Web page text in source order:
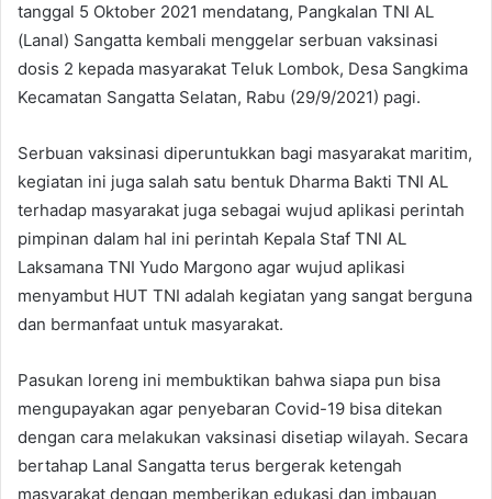
tanggal 5 Oktober 2021 mendatang, Pangkalan TNI AL
(Lanal) Sangatta kembali menggelar serbuan vaksinasi
dosis 2 kepada masyarakat Teluk Lombok, Desa Sangkima
Kecamatan Sangatta Selatan, Rabu (29/9/2021) pagi.
Serbuan vaksinasi diperuntukkan bagi masyarakat maritim,
kegiatan ini juga salah satu bentuk Dharma Bakti TNI AL
terhadap masyarakat juga sebagai wujud aplikasi perintah
pimpinan dalam hal ini perintah Kepala Staf TNI AL
Laksamana TNI Yudo Margono agar wujud aplikasi
menyambut HUT TNI adalah kegiatan yang sangat berguna
dan bermanfaat untuk masyarakat.
Pasukan loreng ini membuktikan bahwa siapa pun bisa
mengupayakan agar penyebaran Covid-19 bisa ditekan
dengan cara melakukan vaksinasi disetiap wilayah. Secara
bertahap Lanal Sangatta terus bergerak ketengah
masyarakat dengan memberikan edukasi dan imbauan